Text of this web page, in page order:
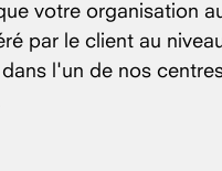
votre organisation
par le client au
l'un de nos